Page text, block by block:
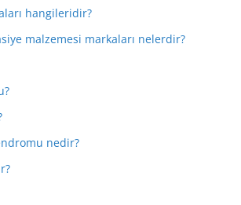
hangileridir?
malzemesi markaları nelerdir?
nedir?